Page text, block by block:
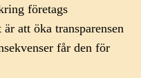
företags
att öka transparensen
får den för